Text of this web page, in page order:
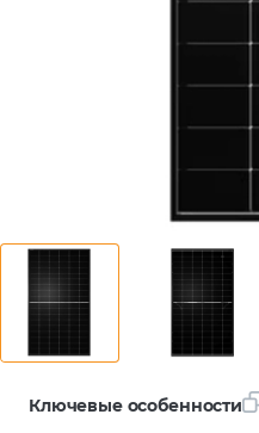
Ключевые особенности